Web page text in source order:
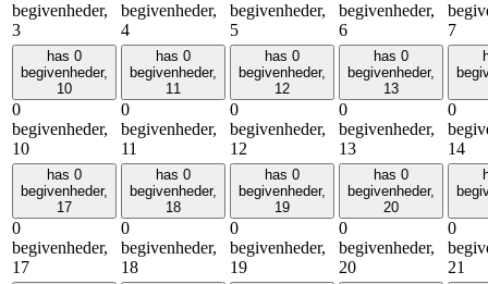
begivenheder,
3
begivenheder,
4
begivenheder,
5
begivenheder,
6
7
has 0
begivenheder,
10
0
begivenheder,
10
has 0
begivenheder,
11
0
begivenheder,
11
has 0
begivenheder,
12
0
begivenheder,
12
has 0
begivenheder,
13
0
begivenheder,
13
0
14
has 0
begivenheder,
17
0
begivenheder,
17
has 0
begivenheder,
18
0
begivenheder,
18
has 0
begivenheder,
19
0
begivenheder,
19
has 0
begivenheder,
20
0
begivenheder,
20
0
21